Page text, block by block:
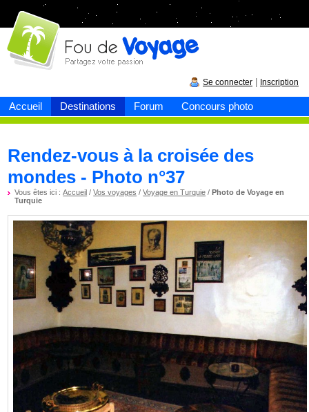
Accueil Destinations Forum Concours photo
Fou devoyage
Se connecter Inscription
Rendez-vous à la croisée des
mondes - Photo n°37
Vous êtes ici :Accueil /Vos voyages /Voyage en Turquie /Photo de Voyage en
Turquie